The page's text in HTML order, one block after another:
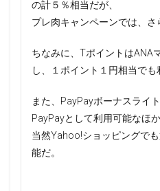
の計５％相当だが、
プレ肉キャンペーンでは、さ
ちなみに、TポイントはANA
し、１ポイント１円相当でも
また、PayPayボーナスライ
PayPayとして利用可能なほか
当然Yahoo!ショッピングで
能だ。